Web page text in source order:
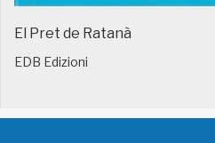
El Pret de Ratanà
EDB Edizioni